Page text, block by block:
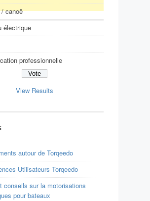
canoë
électrique
professionnelle
View Results
autour de Torqeedo
Utilisateurs Torqeedo
conseils sur la motorisations
pour bateaux